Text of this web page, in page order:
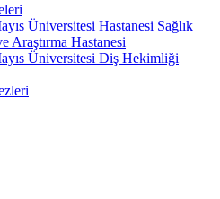
Üniversitesi Hastanesi Sağlık
Araştırma Hastanesi
Üniversitesi Diş Hekimliği